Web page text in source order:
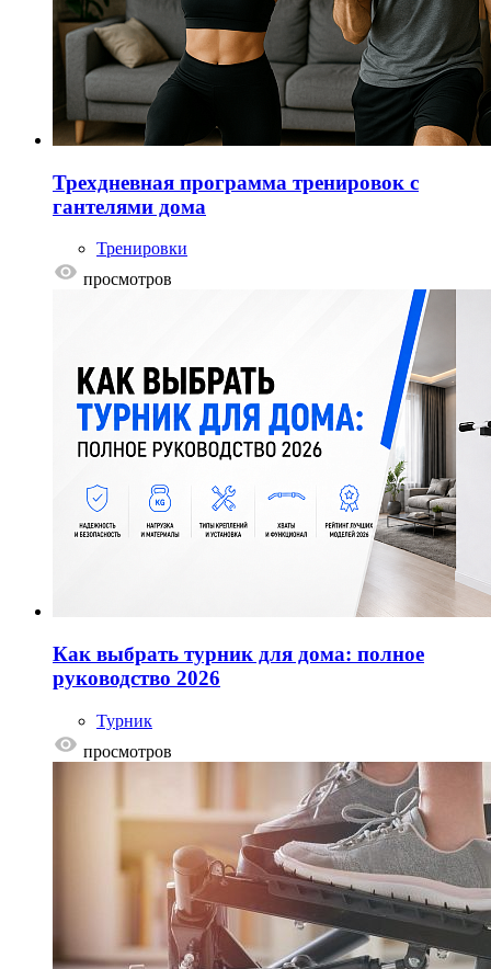
Трехдневная программа тренировок с
гантелями дома
Тренировки
просмотров
Как выбрать турник для дома: полное
руководство 2026
Турник
просмотров